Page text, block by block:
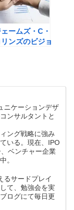
ームズ・C・
リンズのビジョ
ニケーションデザ
ンサルタントと
ング戦略に強み
いる。現在、IPO
ベンチャー企業
。
るサードプレイ
て、勉強会を実
ログにて毎日更